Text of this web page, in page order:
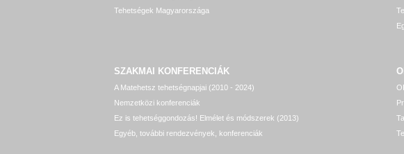
Tehetségek Magyarországa
SZAKMAI KONFERENCIÁK
A Matehetsz tehetségnapjai (2010 - 2024)
Nemzetközi konferenciák
Ez is tehetséggondozás! Elmélet és módszerek (2013)
Egyéb, további rendezvények, konferenciák